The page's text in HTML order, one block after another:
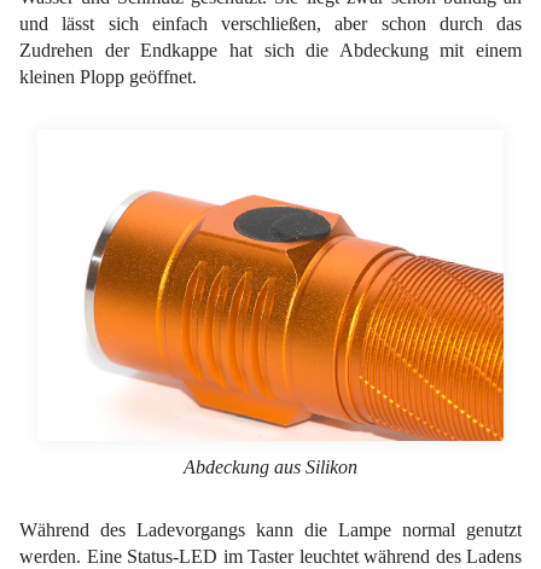
und lässt sich einfach verschließen, aber schon durch das
Zudrehen der Endkappe hat sich die Abdeckung mit einem
kleinen Plopp geöffnet.
Abdeckung aus Silikon
Während des Ladevorgangs kann die Lampe normal genutzt
werden. Eine Status-LED im Taster leuchtet während des Ladens